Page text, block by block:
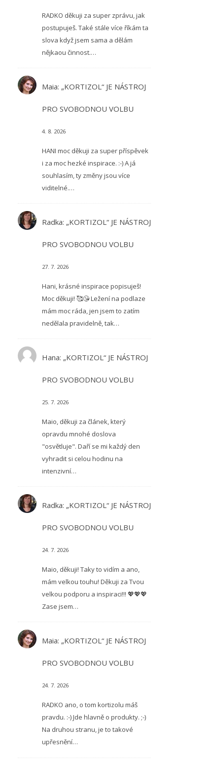
RADKO děkuji za super zprávu, jak
postupuješ. Také stále více říkám ta
slova když jsem sama a dělám
nějkaou činnost.…
Maia: „KORTIZOL“ JE NÁSTROJ
PRO SVOBODNOU VOLBU
4. 8. 2026
HANI moc děkuji za super příspěvek
i za moc hezké inspirace. :-) A já
souhlasím, ty změny jsou více
viditelné.…
Radka: „KORTIZOL“ JE NÁSTROJ
PRO SVOBODNOU VOLBU
27. 7. 2026
Hani, krásné inspirace popisuješ!
Moc děkuji! 🥰😘 Ležení na podlaze
mám moc ráda, jen jsem to zatím
nedělala pravidelně, tak…
Hana: „KORTIZOL“ JE NÁSTROJ
PRO SVOBODNOU VOLBU
25. 7. 2026
Maio, děkuji za článek, který
opravdu mnohé doslova
"osvětluje". Daří se mi každý den
vyhradit si celou hodinu na
intenzivní…
Radka: „KORTIZOL“ JE NÁSTROJ
PRO SVOBODNOU VOLBU
24. 7. 2026
Maio, děkuji! Taky to vidím a ano,
mám velkou touhu! Děkuji za Tvou
velkou podporu a inspiraci!!! 💖💖💖
Zase jsem…
Maia: „KORTIZOL“ JE NÁSTROJ
PRO SVOBODNOU VOLBU
24. 7. 2026
RADKO ano, o tom kortizolu máš
pravdu. :-) Jde hlavně o produkty. ;-)
Na druhou stranu, je to takové
upřesnění…